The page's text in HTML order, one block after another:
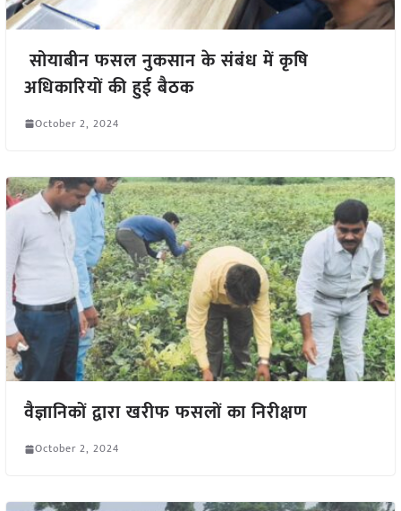
सोयाबीन फसल नुकसान के संबंध में कृषि
अधिकारियों की हुई बैठक
October 2, 2024
वैज्ञानिकों द्वारा खरीफ फसलों का निरीक्षण
October 2, 2024